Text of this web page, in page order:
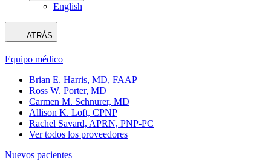
English
ATRÁS
Equipo médico
Brian E. Harris, MD, FAAP
Ross W. Porter, MD
Carmen M. Schnurer, MD
Allison K. Loft, CPNP
Rachel Savard, APRN, PNP-PC
Ver todos los proveedores
Nuevos pacientes